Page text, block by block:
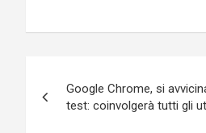
articoli
Google Chrome, si
test: coinvolgerà tutti gli